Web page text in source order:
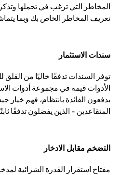
المخاطر التي ترغب في تحملها
تعريف المخاطر الخاص بك وبما
سندات الاستثمار
توفر السندات تدفقًا خاليًا من
الأدوات قيمة في مجموعة أدوات
يدفعون الفائدة بانتظام، فهم خيار
المتقاعدين - الذين يفضلون تدفقًا
التضخم مقابل الادخار
مفتاح استقرار القدرة الشرائية